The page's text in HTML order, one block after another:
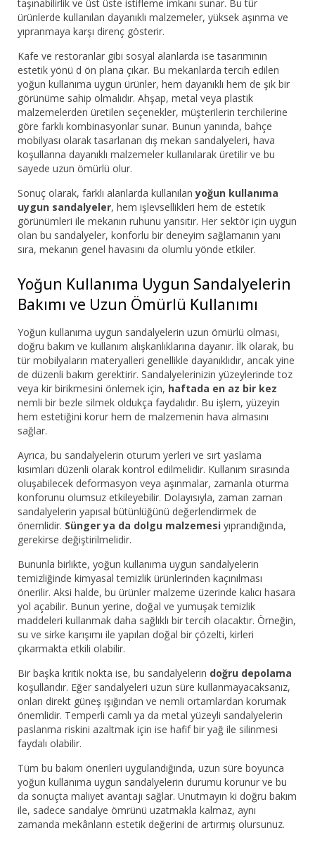
taşınabilirlik ve üst üste istifleme imkanı sunar. Bu tür
ürünlerde kullanılan dayanıklı malzemeler, yüksek aşınma ve
yıpranmaya karşı direnç gösterir.
Kafe ve restoranlar gibi sosyal alanlarda ise tasarımının
estetik yönü d ön plana çıkar. Bu mekanlarda tercih edilen
yoğun kullanıma uygun ürünler, hem dayanıklı hem de şık bir
görünüme sahip olmalıdır. Ahşap, metal veya plastik
malzemelerden üretilen seçenekler, müşterilerin terchilerine
göre farklı kombinasyonlar sunar. Bunun yanında, bahçe
mobilyası olarak tasarlanan dış mekan sandalyeleri, hava
koşullarına dayanıklı malzemeler kullanılarak üretilir ve bu
sayede uzun ömürlü olur.
Sonuç olarak, farklı alanlarda kullanılanyoğun kullanıma
uygun sandalyeler, hem işlevsellikleri hem de estetik
görünümleri ile mekanın ruhunu yansıtır. Her sektör için uygun
olan bu sandalyeler, konforlu bir deneyim sağlamanın yanı
sıra, mekanın genel havasını da olumlu yönde etkiler.
Yoğun Kullanıma Uygun Sandalyelerin
Bakımı ve Uzun Ömürlü Kullanımı
Yoğun kullanıma uygun sandalyelerin uzun ömürlü olması,
doğru bakım ve kullanım alışkanlıklarına dayanır. İlk olarak, bu
tür mobilyaların materyalleri genellikle dayanıklıdır, ancak yine
de düzenli bakım gerektirir. Sandalyelerinizin yüzeylerinde toz
veya kir birikmesini önlemek için, haftada en az bir kez
nemli bir bezle silmek oldukça faydalıdır. Bu işlem, yüzeyin
hem estetiğini korur hem de malzemenin hava almasını
sağlar.
Ayrıca, bu sandalyelerin oturum yerleri ve sırt yaslama
kısımları düzenli olarak kontrol edilmelidir. Kullanım sırasında
oluşabilecek deformasyon veya aşınmalar, zamanla oturma
konforunu olumsuz etkileyebilir. Dolayısıyla, zaman zaman
sandalyelerin yapısal bütünlüğünü değerlendirmek de
önemlidir. Sünger ya da dolgu malzemesi yıprandığında,
gerekirse değiştirilmelidir.
Bununla birlikte, yoğun kullanıma uygun sandalyelerin
temizliğinde kimyasal temizlik ürünlerinden kaçınılması
önerilir. Aksi halde, bu ürünler malzeme üzerinde kalıcı hasara
yol açabilir. Bunun yerine, doğal ve yumuşak temizlik
maddeleri kullanmak daha sağlıklı bir tercih olacaktır. Örneğin,
su ve sirke karışımı ile yapılan doğal bir çözelti, kirleri
çıkarmakta etkili olabilir.
Bir başka kritik nokta ise, bu sandalyelerin doğru depolama
koşullarıdır. Eğer sandalyeleri uzun süre kullanmayacaksanız,
onları direkt güneş ışığından ve nemli ortamlardan korumak
önemlidir. Temperli camlı ya da metal yüzeyli sandalyelerin
paslanma riskini azaltmak için ise hafif bir yağ ile silinmesi
faydalı olabilir.
Tüm bu bakım önerileri uygulandığında, uzun süre boyunca
yoğun kullanıma uygun sandalyelerin durumu korunur ve bu
da sonuçta maliyet avantajı sağlar. Unutmayın ki doğru bakım
ile, sadece sandalye ömrünü uzatmakla kalmaz, aynı
zamanda mekânların estetik değerini de artırmış olursunuz.